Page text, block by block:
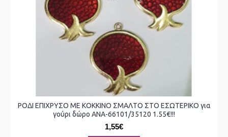
ΡΟΔΙ ΕΠΙΧΡΥΣΟ ΜΕ ΚΟΚΚΙΝΟ ΣΜΑΛΤΟ ΣΤΟ ΕΣΩΤΕΡΙΚΟ για
γούρι δώρο ΑΝΑ-66101/35120 1.55€!!!
1,55€